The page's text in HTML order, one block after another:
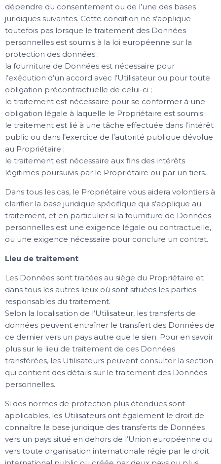
dépendre du consentement ou de l’une des bases
juridiques suivantes. Cette condition ne s’applique
toutefois pas lorsque le traitement des Données
personnelles est soumis à la loi européenne sur la
protection des données ;
la fourniture de Données est nécessaire pour
l’exécution d’un accord avec l’Utilisateur ou pour toute
obligation précontractuelle de celui-ci ;
le traitement est nécessaire pour se conformer à une
obligation légale à laquelle le Propriétaire est soumis ;
le traitement est lié à une tâche effectuée dans l’intérêt
public ou dans l’exercice de l’autorité publique dévolue
au Propriétaire ;
le traitement est nécessaire aux fins des intérêts
légitimes poursuivis par le Propriétaire ou par un tiers.
Dans tous les cas, le Propriétaire vous aidera volontiers à
clarifier la base juridique spécifique qui s’applique au
traitement, et en particulier si la fourniture de Données
personnelles est une exigence légale ou contractuelle,
ou une exigence nécessaire pour conclure un contrat.
Lieu de traitement
Les Données sont traitées au siège du Propriétaire et
dans tous les autres lieux où sont situées les parties
responsables du traitement.
Selon la localisation de l’Utilisateur, les transferts de
données peuvent entraîner le transfert des Données de
ce dernier vers un pays autre que le sien. Pour en savoir
plus sur le lieu de traitement de ces Données
transférées, les Utilisateurs peuvent consulter la section
qui contient des détails sur le traitement des Données
personnelles.
Si des normes de protection plus étendues sont
applicables, les Utilisateurs ont également le droit de
connaître la base juridique des transferts de Données
vers un pays situé en dehors de l’Union européenne ou
vers toute organisation internationale régie par le droit